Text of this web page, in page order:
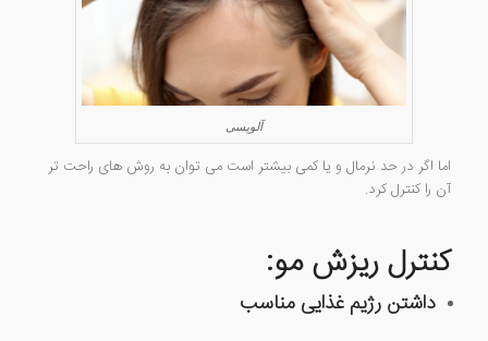
آلوپسی
اما اگر در حد نرمال و یا کمی بیشتر است می توان به روش های راحت تر
آن را کنترل کرد.
کنترل ریزش مو:
داشتن رژیم غذایی مناسب